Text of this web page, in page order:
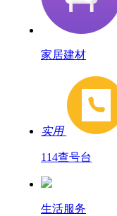
家居建材
实用
114查号台
生活服务